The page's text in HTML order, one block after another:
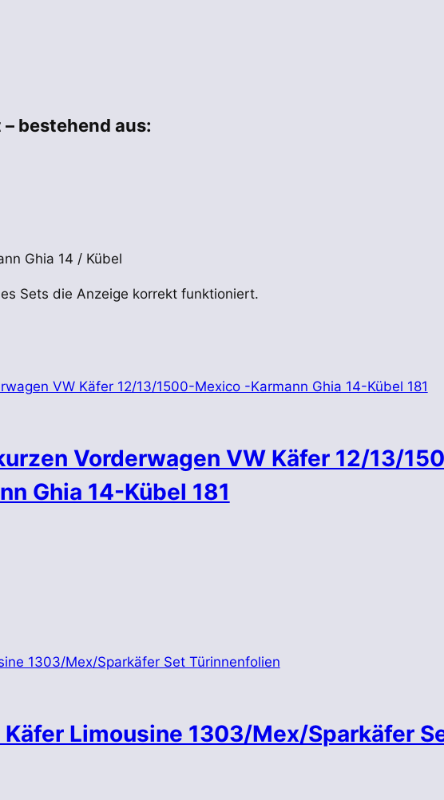
bestehend aus:
Ghia 14 / Kübel
Sets die Anzeige korrekt funktioniert.
Vorderwagen VW Käfer 12/13/
Ghia 14-Kübel 181
Limousine 1303/Mex/Sparkäfer